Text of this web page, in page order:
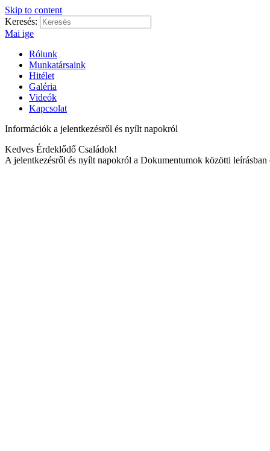
Skip to content
Keresés:
Mai ige
Rólunk
Munkatársaink
Hitélet
Galéria
Videók
Kapcsolat
Információk a jelentkezésről és nyílt napokról
Kedves Érdeklődő Családok!
A jelentkezésről és nyílt napokról a Dokumentumok közötti leírásban